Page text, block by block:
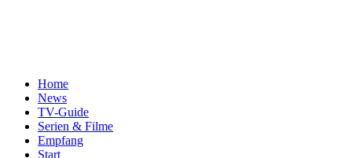
Home
News
TV-Guide
Serien & Filme
Empfang
Start